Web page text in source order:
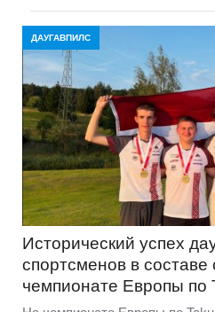
ДАУГАВПИЛС
Исторический успех
спортсменов в
чемпионате Европы по